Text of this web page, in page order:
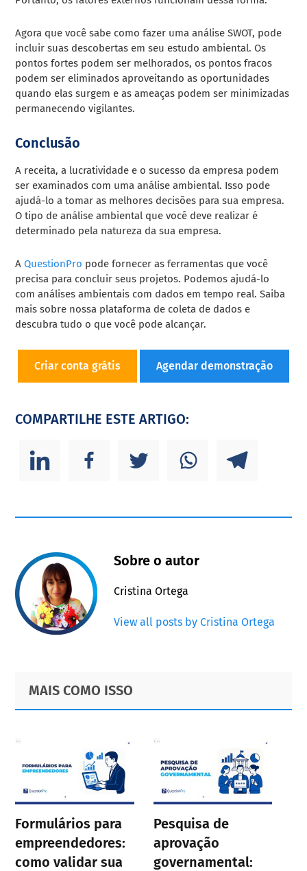
Agora que você sabe como fazer uma análise SWOT, pode
incluir suas descobertas em seu estudo ambiental. Os
pontos fortes podem ser melhorados, os pontos fracos
podem ser eliminados aproveitando as oportunidades
quando elas surgem e as ameaças podem ser minimizadas
permanecendo vigilantes.
Conclusão
A receita, a lucratividade e o sucesso da empresa podem
ser examinados com uma análise ambiental. Isso pode
ajudá-lo a tomar as melhores decisões para sua empresa.
O tipo de análise ambiental que você deve realizar é
determinado pela natureza da sua empresa.
AQuestionPro pode fornecer as ferramentas que você
precisa para concluir seus projetos. Podemos ajudá-lo
com análises ambientais com dados em tempo real. Saiba
mais sobre nossa plataforma de coleta de dados e
descubra tudo o que você pode alcançar.
Criar conta grátis Agendar demonstração
COMPARTILHE ESTE ARTIGO:
Sobre o autor
Cristina Ortega
View all posts by Cristina Ortega
Primary
Sidebar
Footer
MAIS COMO ISSO
Formulários para
empreendedores:
como validar sua
Pesquisa de
aprovação
governamental: